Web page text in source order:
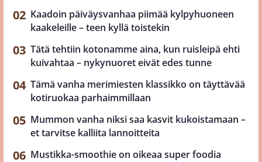
Kaadoin päiväysvanhaa piimää kylpyhuoneen
kaakeleille – teen kyllä toistekin
Tätä tehtiin kotonamme aina, kun ruisleipä ehti
kuivahtaa – nykynuoret eivät edes tunne
Tämä vanha merimiesten klassikko on täyttävää
kotiruokaa parhaimmillaan
Mummon vanha niksi saa kasvit kukoistamaan –
et tarvitse kalliita lannoitteita
Mustikka-smoothie on oikeaa super foodia